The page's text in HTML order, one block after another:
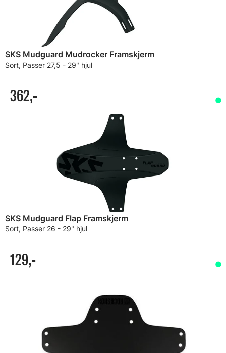
SKS Mudguard Mudrocker Framskjerm
Sort, Passer 27,5 - 29" hjul
362,-
SKS Mudguard Flap Framskjerm
Sort, Passer 26 - 29" hjul
129,-